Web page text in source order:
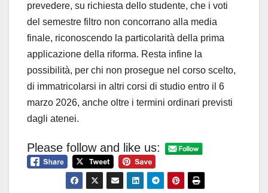
prevedere, su richiesta dello studente, che i voti
del semestre filtro non concorrano alla media
finale, riconoscendo la particolarità della prima
applicazione della riforma. Resta infine la
possibilità, per chi non prosegue nel corso scelto,
di immatricolarsi in altri corsi di studio entro il 6
marzo 2026, anche oltre i termini ordinari previsti
dagli atenei.
Please follow and like us: